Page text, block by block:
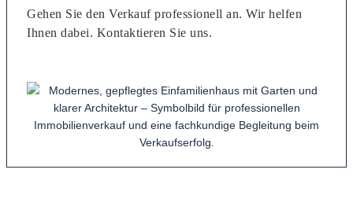
Gehen Sie den Verkauf professionell an. Wir helfen
Ihnen dabei. Kontaktieren Sie uns.